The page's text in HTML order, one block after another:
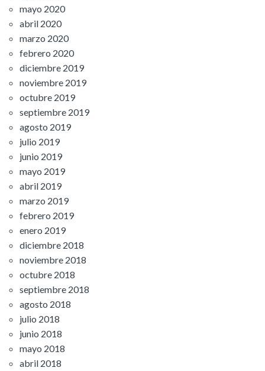
mayo 2020
abril 2020
marzo 2020
febrero 2020
diciembre 2019
noviembre 2019
octubre 2019
septiembre 2019
agosto 2019
julio 2019
junio 2019
mayo 2019
abril 2019
marzo 2019
febrero 2019
enero 2019
diciembre 2018
noviembre 2018
octubre 2018
septiembre 2018
agosto 2018
julio 2018
junio 2018
mayo 2018
abril 2018